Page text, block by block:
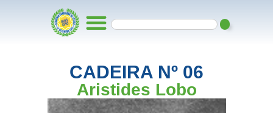
CADEIRA Nº 06
Aristides Lobo